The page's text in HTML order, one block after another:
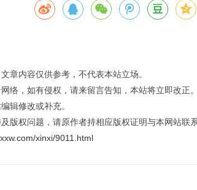
章内容仅供参考，不代表本站立场。
络，如有侵权，请来留言告知，本站将立即改正。
辑修改或补充。
版权问题，请原作者持相应版权证明与本网站联系
xinxi/9011.html